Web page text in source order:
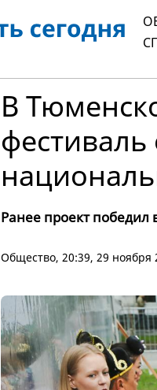
В
фестиваль
Ранее проект победил
Общество, 20:39, 29 ноября